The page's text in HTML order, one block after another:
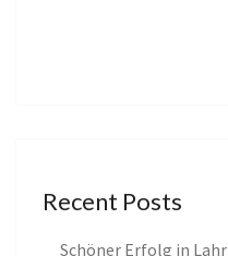
Recent Posts
Schöner Erfolg in Lahr